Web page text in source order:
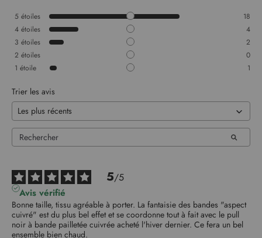
5 étoiles
18
4 étoiles
4
3 étoiles
2
2 étoiles
0
1 étoile 1
Trier les avis
5/5
Avis vérifié
Bonne taille, tissu agréable à porter. La fantaisie des bandes "aspect
cuivré" est du plus bel effet et se coordonne tout à fait avec le pull
noir à bande pailletée cuivrée acheté l'hiver dernier. Ce fera un bel
ensemble bien chaud.